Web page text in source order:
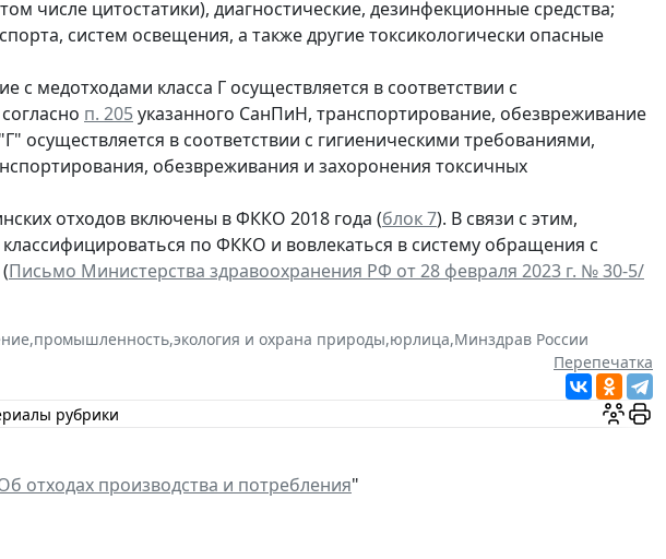
числе цитостатики), диагностические, дезинфекционные средства;
систем освещения, а также другие токсикологически опасные
с медотходами класса Г осуществляется в соответствии с
п. 205указанного СанПиН, транспортирование, обезвреживание
осуществляется в соответствии с гигиеническими требованиями,
обезвреживания и захоронения токсичных
отходов включены в ФККО 2018 года (блок 7). В связи с этим,
по ФККО и вовлекаться в систему обращения с
(Письмо Министерства здравоохранения РФ от 28 февраля 2023 г. № 30-5/
,промышленность,экология и охрана природы,юрлица,Минздрав России
Перепечатка
рубрики
отходах производства и потребления"